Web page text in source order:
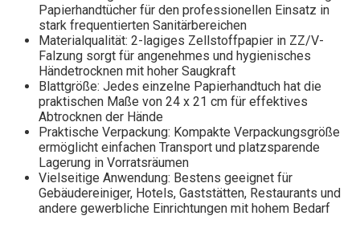
Papierhandtücher für den professionellen Einsatz in
stark frequentierten Sanitärbereichen
Materialqualität: 2-lagiges Zellstoffpapier in ZZ/V-
Falzung sorgt für angenehmes und hygienisches
Händetrocknen mit hoher Saugkraft
Blattgröße: Jedes einzelne Papierhandtuch hat die
praktischen Maße von 24 x 21 cm für effektives
Abtrocknen der Hände
Praktische Verpackung: Kompakte Verpackungsgröße
ermöglicht einfachen Transport und platzsparende
Lagerung in Vorratsräumen
Vielseitige Anwendung: Bestens geeignet für
Gebäudereiniger, Hotels, Gaststätten, Restaurants und
andere gewerbliche Einrichtungen mit hohem Bedarf